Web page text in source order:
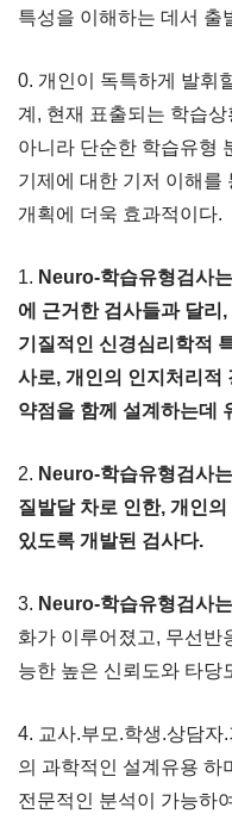
특성을 이해하는 데서 출
0. 개인이 독특하게 발휘
계, 현재 표출되는 학습
아니라 단순한 학습유형
기제에 대한 기저 이해를
개획에 더욱 효과적이다.
1. Neuro-학습유형검사
에 근거한 검사들과 달리
기질적인 신경심리학적
사로, 개인의 인지처리적
약점을 함께 설계하는데
2. Neuro-학습유형검사
질발달 차로 인한, 개인
있도록 개발된 검사다.
3. Neuro-학습유형검사는
화가 이루어졌고, 무선반
능한 높은 신뢰도와 타당
4. 교사.부모.학생.상담자
의 과학적인 설계유용 하
전문적인 분석이 가능하